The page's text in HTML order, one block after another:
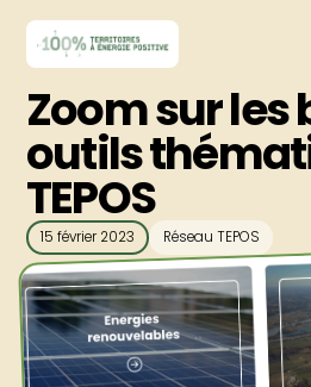
15 février 2023 Réseau TEPOS
Zoom sur les
outils
TEPOS